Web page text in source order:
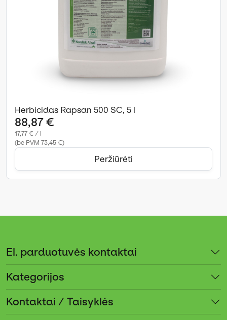
Herbicidas Rapsan 500 SC, 5 l
88,87 €
17,77 € / l
(be PVM 73,45 €)
Peržiūrėti
El. parduotuvės kontaktai
Kategorijos
Kontaktai / Taisyklės